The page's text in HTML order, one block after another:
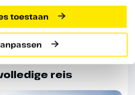
toestaan
& Sobreira Village
Informatie
praktische informatie over
reis